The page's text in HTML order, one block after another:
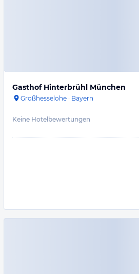
Gasthof Hinterbrühl München
Großhesselohe · Bayern
Keine Hotelbewertungen